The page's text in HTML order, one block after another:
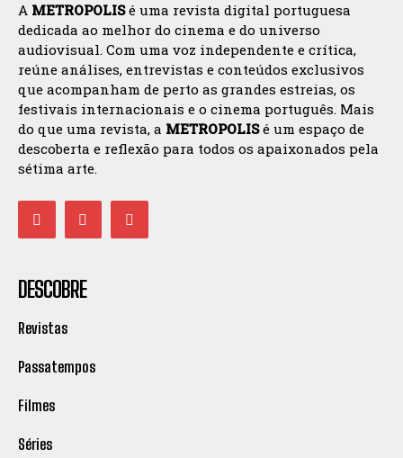
A METROPOLISé uma revista digital portuguesa
dedicada ao melhor do cinema e do universo
audiovisual. Com uma voz independente e crítica,
reúne análises, entrevistas e conteúdos exclusivos
que acompanham de perto as grandes estreias, os
festivais internacionais e o cinema português. Mais
do que uma revista, a METROPOLISé um espaço de
descoberta e reflexão para todos os apaixonados pela
sétima arte.
DESCOBRE
Revistas
Passatempos
Filmes
Séries